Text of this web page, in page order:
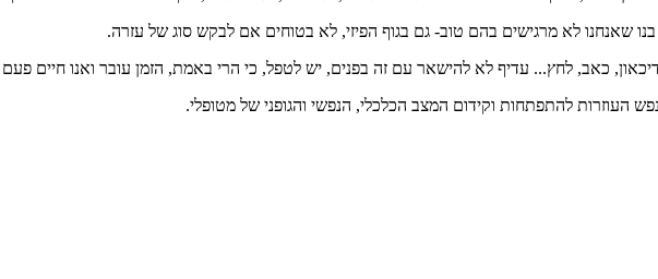
שאנחנו לא מרגישים בהם טוב- גם בגוף הפיזי, לא בטוחים אם לבקש סוג של עזרה.
כאב, לחץ... עדיף לא להישאר עם זה בפנים, יש לטפל, כי הרי באמת, הזמן עובר ואנו חיים
העוזרות להתפתחות וקידום המצב הכלכלי, הנפשי והגופני של מטופלי.